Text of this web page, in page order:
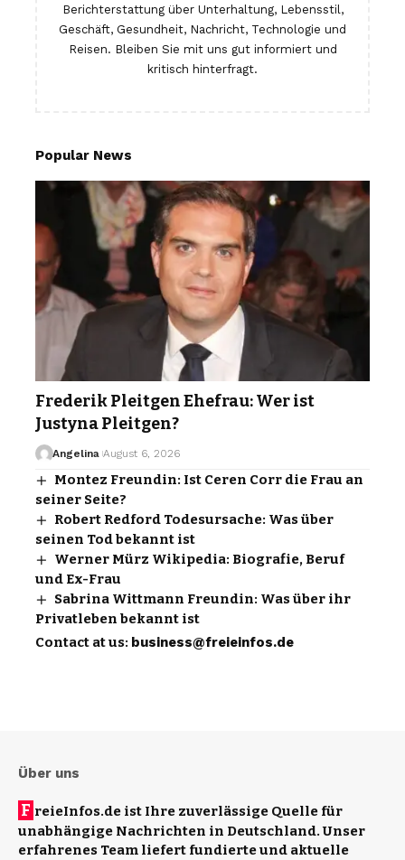
Berichterstattung über Unterhaltung, Lebensstil,
Geschäft, Gesundheit, Nachricht, Technologie und
Reisen. Bleiben Sie mit uns gut informiert und
kritisch hinterfragt.
Popular News
Frederik Pleitgen Ehefrau: Wer ist
Justyna Pleitgen?
Angelina August 6, 2026
Montez Freundin: Ist Ceren Corr die Frau an
seiner Seite?
Robert Redford Todesursache: Was über
seinen Tod bekannt ist
Werner Mürz Wikipedia: Biografie, Beruf
und Ex-Frau
Sabrina Wittmann Freundin: Was über ihr
Privatleben bekannt ist
Contact at us: business@freieinfos.de
Über uns
F reieInfos.de ist Ihre zuverlässige Quelle für
unabhängige Nachrichten in Deutschland. Unser
erfahrenes Team liefert fundierte und aktuelle